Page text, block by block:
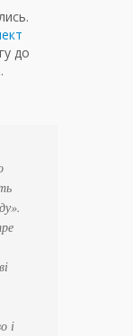
до
і